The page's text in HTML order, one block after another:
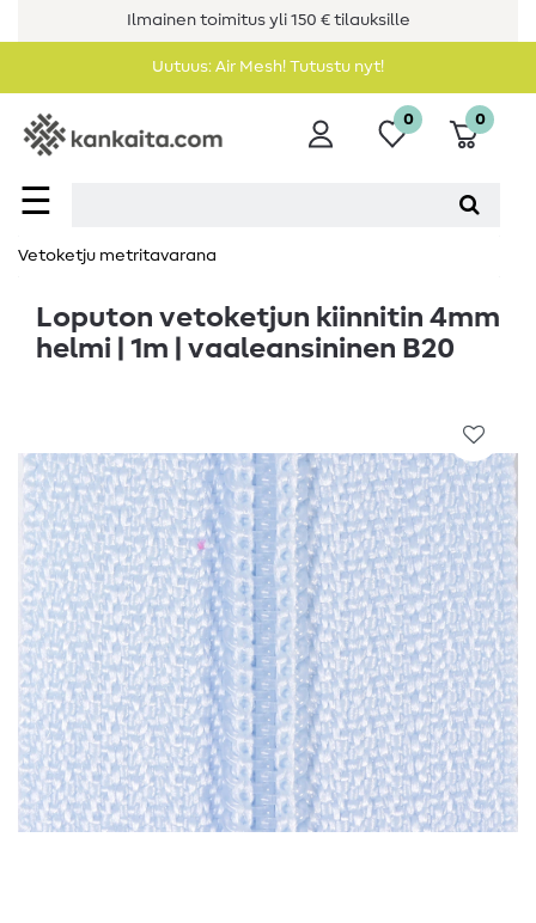
Ilmainen toimitus yli 150 € tilauksille
Uutuus: Air Mesh! Tutustu nyt!
☰
0 0
Vetoketju metritavarana
Loputon vetoketjun kiinnitin 4mm
helmi | 1m | vaaleansininen B20